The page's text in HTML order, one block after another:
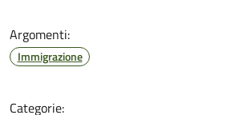
Argomenti:
Immigrazione
Categorie: